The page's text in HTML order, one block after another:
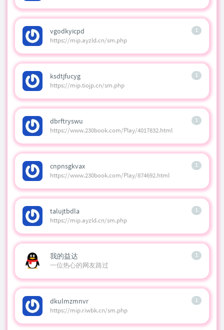
1
vgodkyicpd
https://mip.ayzld.cn/sm.php
1
ksdtjfucyg
https://mip.tiojp.cn/sm.php
1
dbrftryswu
https://www.230book.com/Play/4017832.html
1
cnpnsgkvax
https://www.230book.com/Play/874692.html
1
talujtbdla
https://mip.ayzld.cn/sm.php
1
我的益达
一位热心的网友路过
1
dkulmzmnvr
https://mip.riwbk.cn/sm.php